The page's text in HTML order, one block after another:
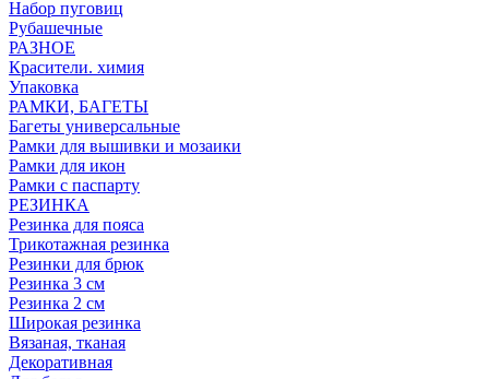
Набор пуговиц
Рубашечные
РАЗНОЕ
Красители. химия
Упаковка
РАМКИ, БАГЕТЫ
Багеты универсальные
Рамки для вышивки и мозаики
Рамки для икон
Рамки с паспарту
РЕЗИНКА
Резинка для пояса
Трикотажная резинка
Резинки для брюк
Резинка 3 см
Резинка 2 см
Широкая резинка
Вязаная, тканая
Декоративная